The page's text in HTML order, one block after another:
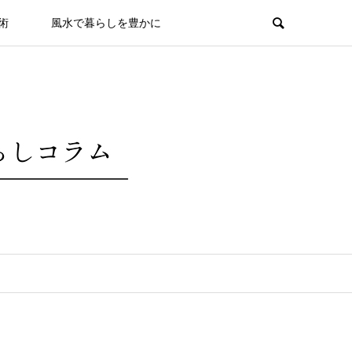
風水で暮らしを豊かに